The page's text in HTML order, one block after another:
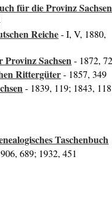
für die Provinz Sachsen
Reiche- I, V, 1880,
Provinz Sachsen- 1872,
Rittergüter- 1857, 349
- 1839, 119; 1843,
Taschenbuch
689; 1932, 451